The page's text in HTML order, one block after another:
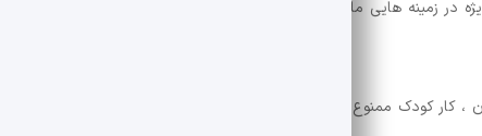
در زمینه هایی مانند فضای مجازی ، به نام “استعداد” ، “خلاقیت” و
حقوق کودک و مواد 1 و 2 قانون کار ایران ، کار کودک ممنوع است ، مگر اینکه در شرایط خاصی باشد و تحت